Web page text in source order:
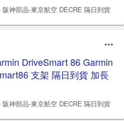
阪神部品-東京航空 DECRE 隔日到貨
DriveSmart 86 Garmin
支架 隔日到貨 加長
阪神部品-東京航空 DECRE 隔日到貨